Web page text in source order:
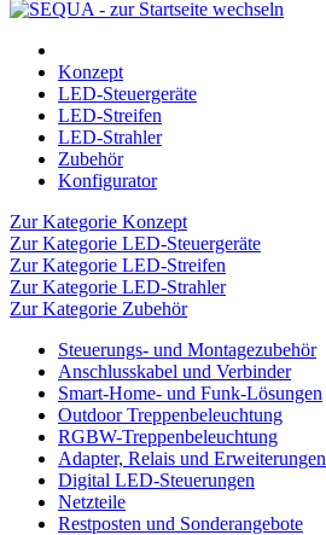
Konzept
LED-Steuergeräte
LED-Streifen
LED-Strahler
Zubehör
Konfigurator
Zur Kategorie Konzept
Zur Kategorie LED-Steuergeräte
Zur Kategorie LED-Streifen
Zur Kategorie LED-Strahler
Zur Kategorie Zubehör
Steuerungs- und Montagezubehör
Anschlusskabel und Verbinder
Smart-Home- und Funk-Lösungen
Outdoor Treppenbeleuchtung
RGBW-Treppenbeleuchtung
Adapter, Relais und Erweiterungen
Digital LED-Steuerungen
Netzteile
Restposten und Sonderangebote